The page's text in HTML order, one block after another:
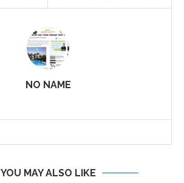
NO NAME
YOU MAY ALSO LIKE